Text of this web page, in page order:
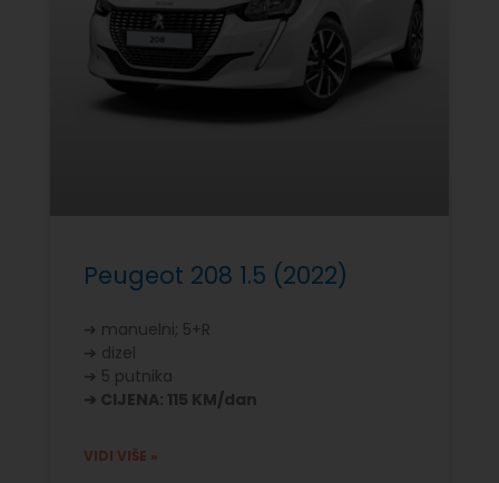
Peugeot 208 1.5 (2022)
➔ manuelni; 5+R
➔ dizel
➔ 5 putnika
➔ CIJENA: 115 KM/dan
VIDI VIŠE »